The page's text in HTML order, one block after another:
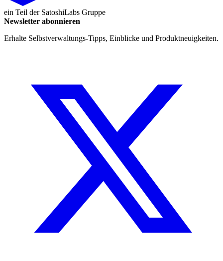
ein Teil der SatoshiLabs Gruppe
Newsletter abonnieren
Erhalte Selbstverwaltungs-Tipps, Einblicke und Produktneuigkeiten.